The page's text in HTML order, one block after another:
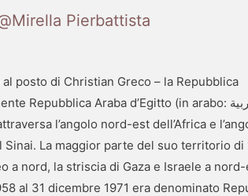
Pierbattista
posto di Christian Greco – la Repubblica
l’angolo nord-est dell’Africa e
La maggior parte del suo territorio
nord, la striscia di Gaza e Israele a
al 31 dicembre 1971 era denominato